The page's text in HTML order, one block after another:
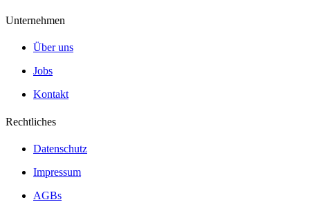
Unternehmen
Über uns
Jobs
Kontakt
Rechtliches
Datenschutz
Impressum
AGBs